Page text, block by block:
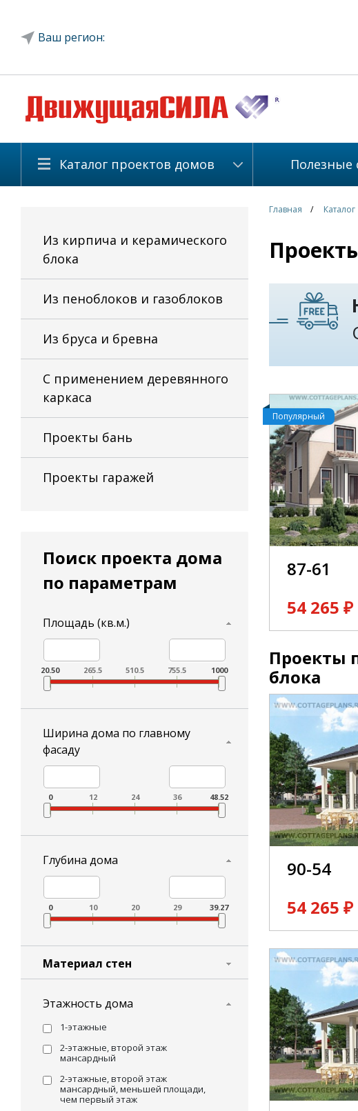
Ваш регион:
Каталог проектов домов Полезные
Из кирпича и керамического
блока
Из пеноблоков и газоблоков
Из бруса и бревна
С применением деревянного
каркаса
Проекты бань
Проекты гаражей
Поиск проекта дома
по параметрам
Площадь (кв.м.)
20.50 265.5 510.5 755.5 1000
Ширина дома по главному
фасаду
0 12 24 36 48.52
Глубина дома
0 10 20 29 39.27
Материал стен
Этажность дома
1-этажные
2-этажные, второй этаж
мансардный
2-этажные, второй этаж
мансардный, меньшей площади,
чем первый этаж
Главная Каталог
Популярный
87-61
54 265 ₽
Проекты
блока
90-54
54 265 ₽